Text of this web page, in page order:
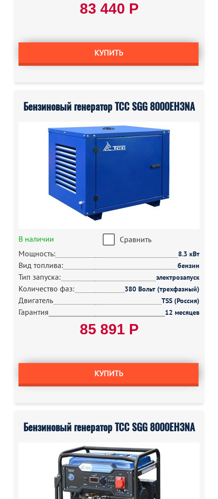
83 440 Р
КУПИТЬ
Бензиновый генератор ТСС SGG 8000EH3NA
В наличии
Сравнить
Мощность:
8.3 кВт
Вид топлива: бензин
Тип запуска: электрозапуск
Количество фаз: 380 Вольт (трехфазный)
Двигатель TSS (Россия)
Гарантия 12 месяцев
85 891 Р
КУПИТЬ
Бензиновый генератор ТСС SGG 8000EH3NA